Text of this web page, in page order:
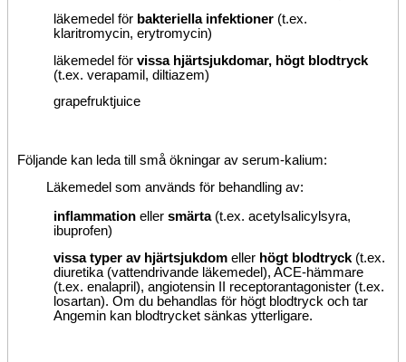
läkemedel för bakteriella infektioner (t.ex.
klaritromycin, erytromycin)
läkemedel för vissa hjärtsjukdomar, högt blodtryck
(t.ex. verapamil, diltiazem)
grapefruktjuice
Följande kan leda till små ökningar av serum-kalium:
Läkemedel som används för behandling av:
inflammation eller smärta (t.ex. acetylsalicylsyra,
ibuprofen)
vissa typer av hjärtsjukdom eller högt blodtryck (t.ex.
diuretika (vattendrivande läkemedel), ACE-hämmare
(t.ex. enalapril), angiotensin II receptorantagonister (t.ex.
losartan). Om du behandlas för högt blodtryck och tar
Angemin kan blodtrycket sänkas ytterligare.